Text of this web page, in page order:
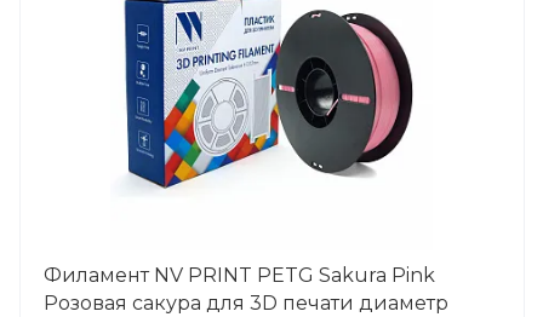
Филамент NV PRINT PETG Sakura Pink
Розовая сакура для 3D печати диаметр